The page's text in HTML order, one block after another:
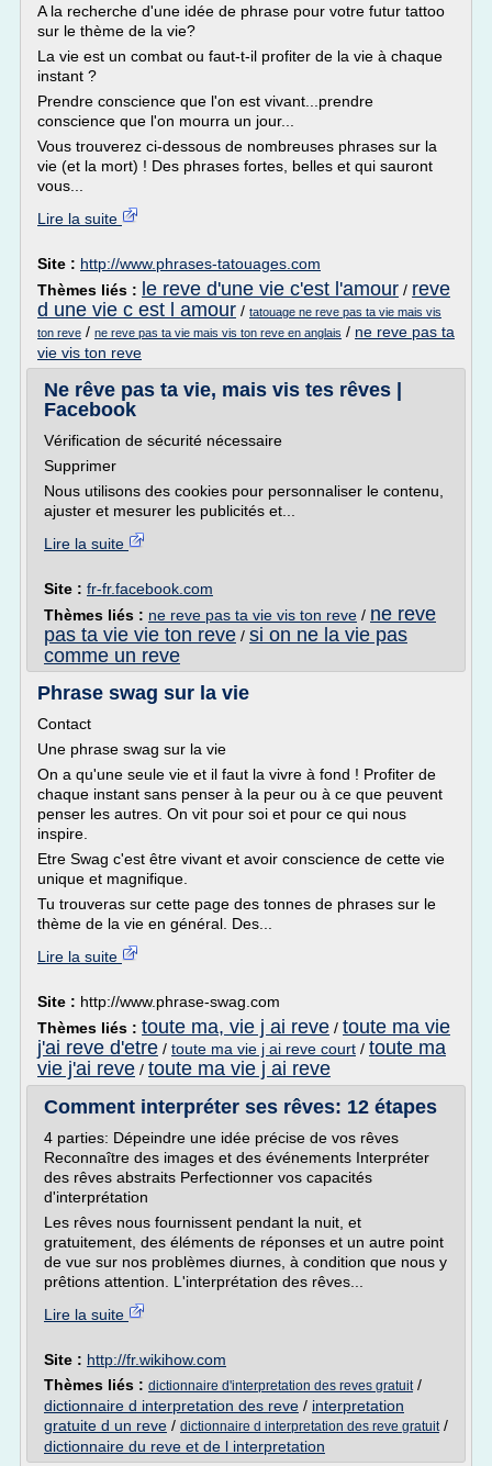
A la recherche d'une idée de phrase pour votre futur tattoo
sur le thème de la vie?
La vie est un combat ou faut-t-il profiter de la vie à chaque
instant ?
Prendre conscience que l'on est vivant...prendre
conscience que l'on mourra un jour...
Vous trouverez ci-dessous de nombreuses phrases sur la
vie (et la mort) ! Des phrases fortes, belles et qui sauront
vous...
Lire la suite
Site : http://www.phrases-tatouages.com
Thèmes liés : le reve d'une vie c'est l'amour / reve
d une vie c est l amour / tatouage ne reve pas ta vie mais vis
ton reve / ne reve pas ta vie mais vis ton reve en anglais / ne reve pas ta
vie vis ton reve
Ne rêve pas ta vie, mais vis tes rêves |
Facebook
Vérification de sécurité nécessaire
Supprimer
Nous utilisons des cookies pour personnaliser le contenu,
ajuster et mesurer les publicités et...
Lire la suite
Site : fr-fr.facebook.com
Thèmes liés : ne reve pas ta vie vis ton reve / ne reve
pas ta vie vie ton reve / si on ne la vie pas
comme un reve
Phrase swag sur la vie
Contact
Une phrase swag sur la vie
On a qu'une seule vie et il faut la vivre à fond ! Profiter de
chaque instant sans penser à la peur ou à ce que peuvent
penser les autres. On vit pour soi et pour ce qui nous
inspire.
Etre Swag c'est être vivant et avoir conscience de cette vie
unique et magnifique.
Tu trouveras sur cette page des tonnes de phrases sur le
thème de la vie en général. Des...
Lire la suite
Site : http://www.phrase-swag.com
Thèmes liés : toute ma, vie j ai reve / toute ma vie
j'ai reve d'etre / toute ma vie j ai reve court / toute ma
vie j'ai reve / toute ma vie j ai reve
Comment interpréter ses rêves: 12 étapes
4 parties: Dépeindre une idée précise de vos rêves
Reconnaître des images et des événements Interpréter
des rêves abstraits Perfectionner vos capacités
d'interprétation
Les rêves nous fournissent pendant la nuit, et
gratuitement, des éléments de réponses et un autre point
de vue sur nos problèmes diurnes, à condition que nous y
prêtions attention. L'interprétation des rêves...
Lire la suite
Site : http://fr.wikihow.com
Thèmes liés : dictionnaire d'interpretation des reves gratuit/
dictionnaire d interpretation des reve / interpretation
gratuite d un reve / dictionnaire d interpretation des reve gratuit/
dictionnaire du reve et de l interpretation